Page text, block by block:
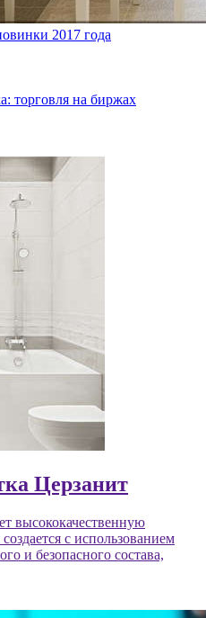
2017 года
торговля на биржах
Церзанит
высококачественную
с использованием
и безопасного состава,